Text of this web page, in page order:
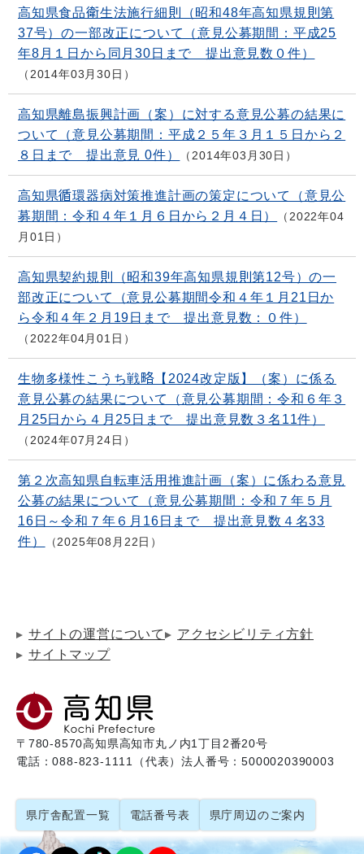
高知県食品衛生法施行細則（昭和48年高知県規則第
37号）の一部改正について（意見公募期間：平成25
年8月１日から同月30日まで 提出意見数０件）
2014年03月30日
高知県離島振興計画（案）に対する意見公募の結果に
ついて（意見公募期間：平成２５年３月１５日から２
８日まで 提出意見 0件）
2014年03月30日
高知県循環器病対策推進計画の策定について（意見公
募期間：令和４年１月６日から２月４日）
2022年04
月01日
高知県契約規則（昭和39年高知県規則第12号）の一
部改正について（意見公募期間令和４年１月21日か
ら令和４年２月19日まで 提出意見数：０件）
2022年04月01日
生物多様性こうち戦略【2024改定版】（案）に係る
意見公募の結果について（意見公募期間：令和６年３
月25日から４月25日まで 提出意見数３名11件）
2024年07月24日
第２次高知県自転車活用推進計画（案）に係わる意見
公募の結果について（意見公募期間：令和７年５月
16日～令和７年６月16日まで 提出意見数４名33
件）
2025年08月22日
サイトの運営について
アクセシビリティ方針
サイトマップ
〒780-8570高知県高知市丸ノ内1丁目2番20号
電話：088-823-1111（代表）法人番号：5000020390003
県庁舎配置一覧 電話番号表 県庁周辺のご案内